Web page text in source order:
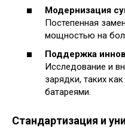
Модернизация
Постепенная
мощностью на
Поддержка
Исследование и
зарядки, таких
батареями.
Стандартизация и